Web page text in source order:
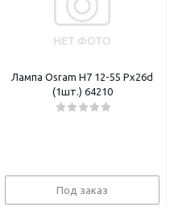
Лампа Osram H7 12-55 Pх26d
(1шт.) 64210
Под заказ